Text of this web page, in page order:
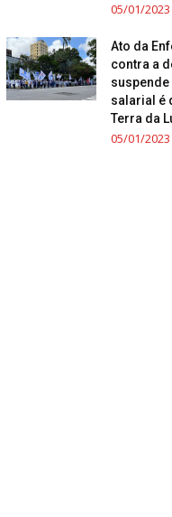
05/01/2023
Ato da
contra a
salarial é
Terra da
05/01/2023